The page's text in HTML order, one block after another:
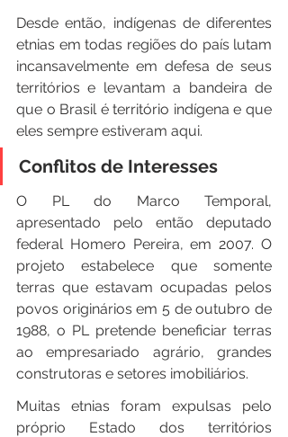
Desde então, indígenas de diferentes
etnias em todas regiões do país lutam
incansavelmente em defesa de seus
territórios e levantam a bandeira de
que o Brasil é território indígena e que
eles sempre estiveram aqui.
Conflitos de Interesses
O PL do Marco Temporal,
apresentado pelo então deputado
federal Homero Pereira, em 2007. O
projeto estabelece que somente
terras que estavam ocupadas pelos
povos originários em 5 de outubro de
1988, o PL pretende beneficiar terras
ao empresariado agrário, grandes
construtoras e setores imobiliários.
Muitas etnias foram expulsas pelo
próprio Estado dos territórios